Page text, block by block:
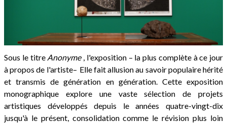
Sous le titre Anonyme, l'exposition – la plus complète à ce jour
à propos de l'artiste– Elle fait allusion au savoir populaire hérité
et transmis de génération en génération. Cette exposition
monographique explore une vaste sélection de projets
artistiques développés depuis
le années
quatre-vingt-dix
jusqu'à le présent, consolidation comme le révision plus loin